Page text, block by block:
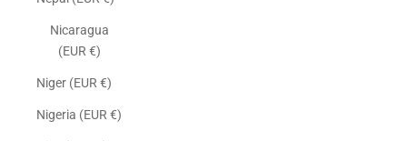
Nicaragua
(EUR €)
Niger (EUR €)
Nigeria (EUR €)